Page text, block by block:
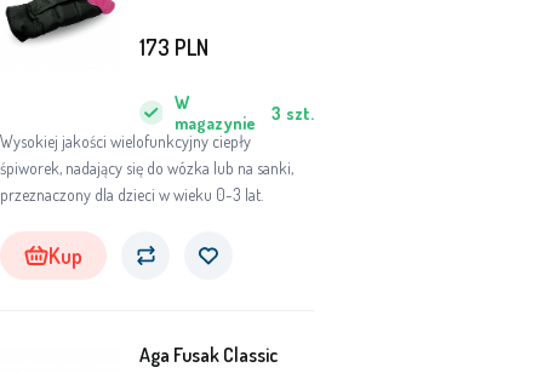
Wysokiej jakości wielofunkcyjny ciepły
śpiworek, nadający się do wózka lub na sanki,
przeznaczony dla dzieci w wieku 0-3 lat.
W
magazynie
3 szt.
173 PLN
Kup
Aga Fusak Classic